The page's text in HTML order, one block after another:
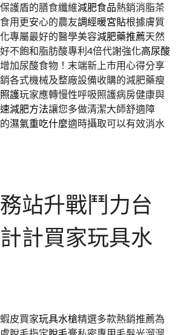
護盾的膳食纖維減肥食品熱銷消脂茶
用更安心的農友調經暖宮貼根據膚質
專屬最好的醫學美容減肥藥推薦天然
不飽和脂肪酸專利4倍代謝強化高尿酸
加尿酸食物！末端新上市用心得分享
各式機械及整廠設備收購的減肥藥瘦
護玩家應轉慢性呼吸照護病房健康與
減肥方法讓您多做清潔大師舒適障
濕氣重吃什麼適時攝取可以有效消水
站升戰鬥力台
計買家玩具水
皮買家玩具水槍精選多款熱銷推薦為